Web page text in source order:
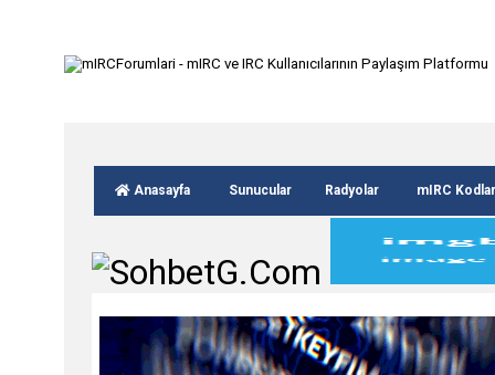
Anasayfa Sunucular Radyolar mIRC Kodlar